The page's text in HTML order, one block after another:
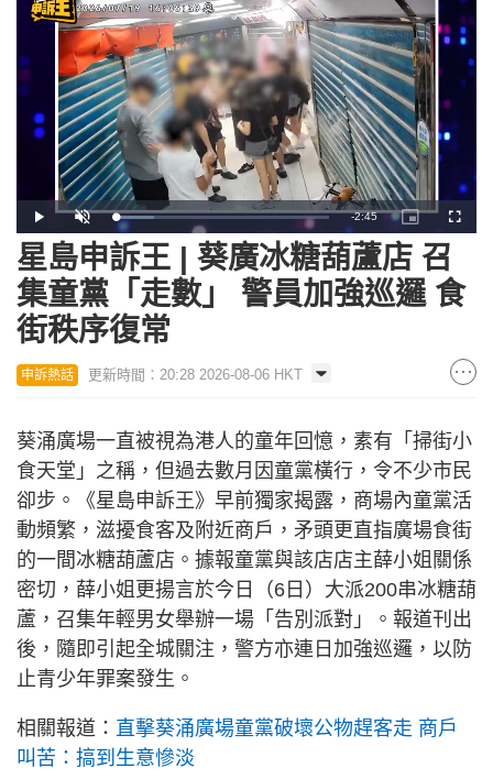
Play Unmute Loaded:
18.22%
Remaining
Time
-2:45
Picture-
in-
Picture
星島申訴王 | 葵廣冰糖葫蘆店 召
集童黨「走數」 警員加強巡邏 食
街秩序復常
申訴熱話 更新時間：20:28 2026-08-06 HKT
葵涌廣場一直被視為港人的童年回憶，素有「掃街小
食天堂」之稱，但過去數月因童黨橫行，令不少市民
卻步。《星島申訴王》早前獨家揭露，商場內童黨活
動頻繁，滋擾食客及附近商戶，矛頭更直指廣場食街
的一間冰糖葫蘆店。據報童黨與該店店主薛小姐關係
密切，薛小姐更揚言於今日（6日）大派200串冰糖葫
蘆，召集年輕男女舉辦一場「告別派對」。報道刊出
後，隨即引起全城關注，警方亦連日加強巡邏，以防
止青少年罪案發生。
相關報道： 直擊葵涌廣場童黨破壞公物趕客走 商戶
叫苦：搞到生意慘淡